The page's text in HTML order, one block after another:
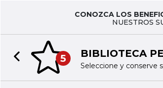
CONOZCA LOS
NUESTROS
5 BIBLIOTECA
Seleccione y conserve
Previous slide